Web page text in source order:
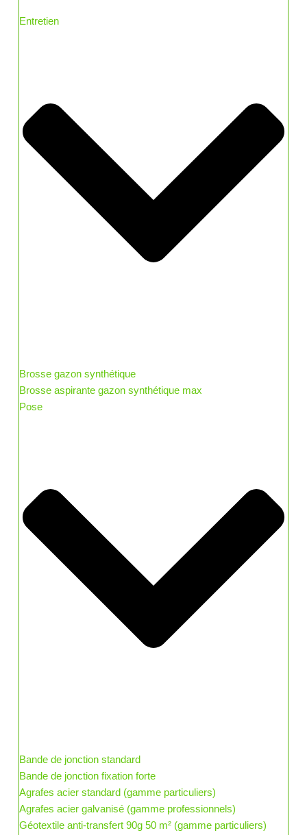
Entretien
Brosse gazon synthétique
Brosse aspirante gazon synthétique max
Pose
Bande de jonction standard
Bande de jonction fixation forte
Agrafes acier standard (gamme particuliers)
Agrafes acier galvanisé (gamme professionnels)
Géotextile anti-transfert 90g 50 m² (gamme particuliers)